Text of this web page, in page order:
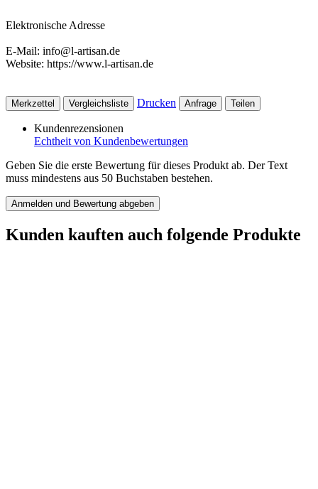
Elektronische Adresse
E-Mail: info@l-artisan.de
Website: https://www.l-artisan.de
Merkzettel Vergleichsliste Drucken Anfrage Teilen
Kundenrezensionen
Echtheit von Kundenbewertungen
Geben Sie die erste Bewertung für dieses Produkt ab. Der Text
muss mindestens aus 50 Buchstaben bestehen.
Anmelden und Bewertung abgeben
Kunden kauften auch folgende Produkte